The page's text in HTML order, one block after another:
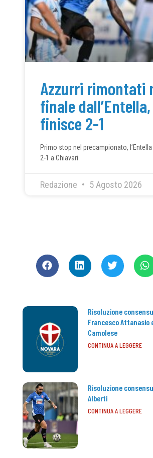
Azzurri rimontati
finale dall’Entella,
finisce 2-1
Primo stop nel precampionato,
2-1 a Chiavari
Redazione 5 Agosto 2026
Risoluzione
Francesco Attanasio
Camolese
CONTINUA A LEGGERE
Risoluzione
Alberti
CONTINUA A LEGGERE